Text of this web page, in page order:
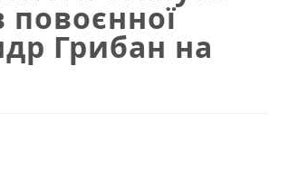
Грибан на